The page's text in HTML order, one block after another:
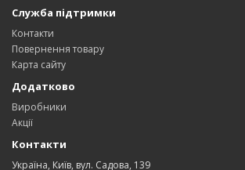
Служба підтримки
Контакти
Повернення товару
Карта сайту
Додатково
Виробники
Акції
Контакти
Україна, Київ, вул. Садова, 139